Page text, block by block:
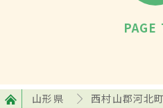
PAGE
山形県 西村山郡河北町